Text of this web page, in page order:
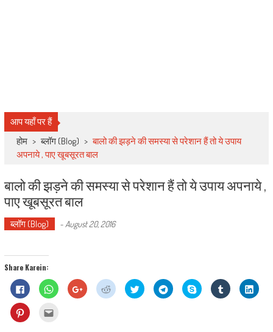
आप यहाँ पर हैं
होम > ब्लॉग (Blog) > बालो की झड़ने की समस्या से परेशान हैं तो ये उपाय
अपनाये , पाए खूबसूरत बाल
बालो की झड़ने की समस्या से परेशान हैं तो ये उपाय अपनाये ,
पाए खूबसूरत बाल
ब्लॉग (Blog) - August 20, 2016
Share Karein:
Click
to
share
on
Facebook
(Opens
Click
to
share
Click
to
share
Click
to
share
Click
to
share
Click
to
share
Share
on
Skype
Click
to
share
Click
to
Click
to